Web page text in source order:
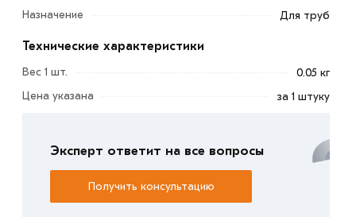
эстетических качеств изделий на основе трубных
каркасов.
Изделие состоит из круглой головки с
текстурированной поверхностью и удлиненной
Ребра обеспечивают плотную фиксацию детали внутри
трубы, а центрирующая шайба предотвращает ее
поперечные смещения вследствие прилагаемых к
Назначение
Для труб
Технические характеристики
Вес 1 шт.
0.05 кг
Цена указана
за 1 штуку
Эксперт ответит на все вопросы
Получить консультацию